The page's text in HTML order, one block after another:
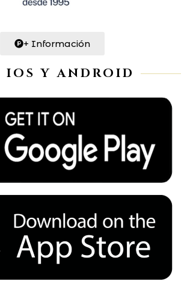
+ Información
IOS Y ANDROID